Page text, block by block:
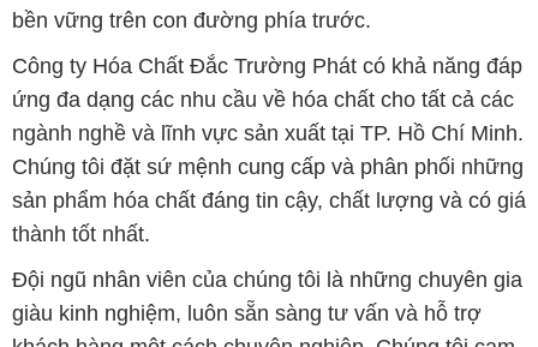
bền vững trên con đường phía trước.
Công ty Hóa Chất Đắc Trường Phát có khả năng đáp
ứng đa dạng các nhu cầu về hóa chất cho tất cả các
ngành nghề và lĩnh vực sản xuất tại TP. Hồ Chí Minh.
Chúng tôi đặt sứ mệnh cung cấp và phân phối những
sản phẩm hóa chất đáng tin cậy, chất lượng và có giá
thành tốt nhất.
Đội ngũ nhân viên của chúng tôi là những chuyên gia
giàu kinh nghiệm, luôn sẵn sàng tư vấn và hỗ trợ